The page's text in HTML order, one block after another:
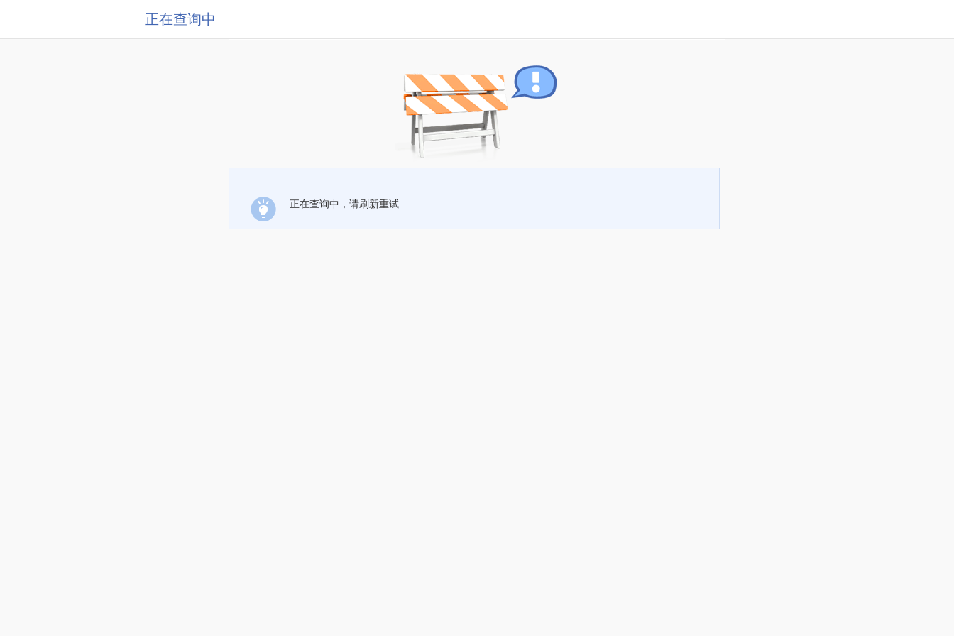
正在查询中
正在查询中，请刷新重试